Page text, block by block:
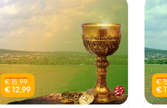
€ 15,99
€ 12,99
€
€